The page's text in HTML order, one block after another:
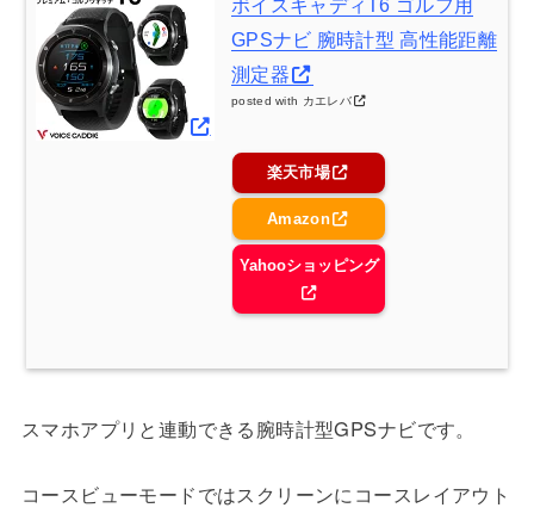
ボイスキャディT6 ゴルフ用
GPSナビ 腕時計型 高性能距離
測定器
posted with カエレバ
楽天市場
Amazon
Yahooショッピング
スマホアプリと連動できる腕時計型GPSナビです。
コースビューモードではスクリーンにコースレイアウト